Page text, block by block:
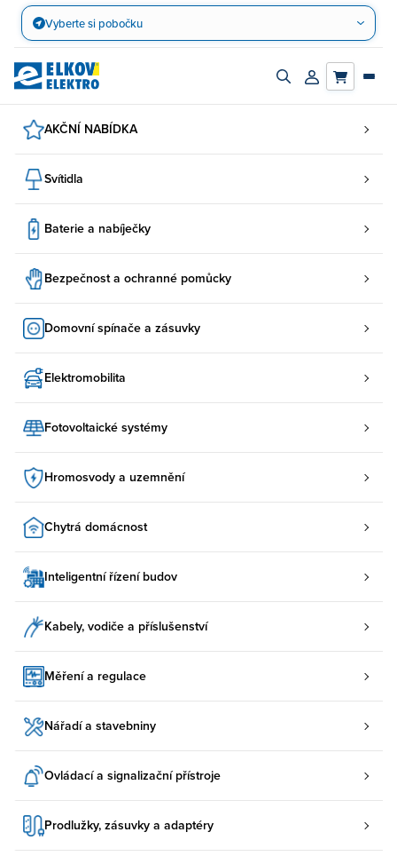
Přejít
obsah
Vyberte si pobočku
Zapnout/vypnout
Přihlásit/
AKČNÍ NABÍDKA
Svítidla
Baterie a nabíječky
Bezpečnost a ochranné pomůcky
Domovní spínače a zásuvky
Elektromobilita
Fotovoltaické systémy
Hromosvody a uzemnění
Chytrá domácnost
Inteligentní řízení budov
Kabely, vodiče a příslušenství
Měření a regulace
Nářadí a stavebniny
Ovládací a signalizační přístroje
Prodlužky, zásuvky a adaptéry